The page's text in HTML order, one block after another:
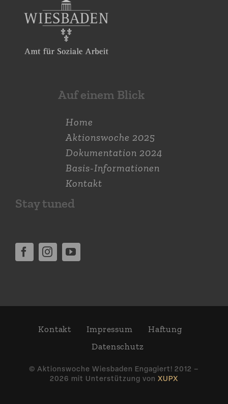
Auf einem Blick
Home
Aktions­woche 2025
Dokumen­tation 2024
Basis-Informationen
Kontakt
Stay tuned
Kontakt Impressum
Haftung
Daten­schutz
© Aktions­woche Wiesbaden Engagiert! 2012 –
2026 mit Unter­stützung von XUPX